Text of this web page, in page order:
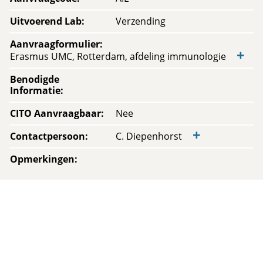
Uitvoerend Lab:
Verzending
Aanvraagformulier:
Erasmus UMC, Rotterdam, afdeling immunologie
+
Benodigde
Informatie:
CITO Aanvraagbaar:
Nee
Contactpersoon: C. Diepenhorst +
Opmerkingen: